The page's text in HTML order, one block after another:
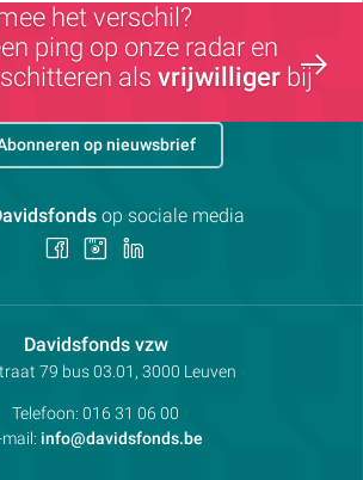
het verschil?
ping op onze radar en
als vrijwilliger bij
Davidsfonds vzwContactpersoon:
79 bus 03.01, 3000 Leuven
Telefoon: 016 31 06 00
mail: info@davidsfonds.be
op nieuwsbrief
op sociale media
Volg Volg